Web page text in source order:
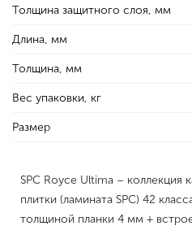
Толщина защитного слоя, мм
Длина, мм
Толщина, мм
Вес упаковки, кг
Размер
SPC Royce Ultima – коллекция
плитки (ламината SPC) 42
толщиной планки 4 мм +